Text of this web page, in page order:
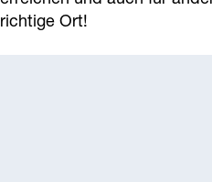
richtige Ort!